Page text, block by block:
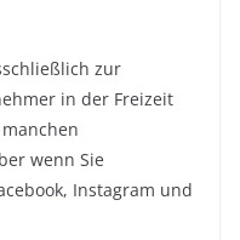
zur
in der Freizeit
wenn Sie
Instagram und